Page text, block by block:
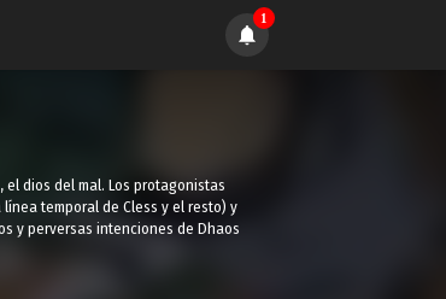
1
dios del mal. Los protagonistas
temporal de Cless y el resto) y
y perversas intenciones de Dhaos